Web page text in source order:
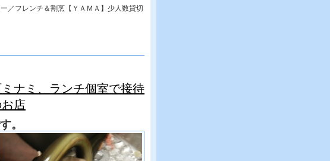
／フレンチ＆割烹【ＹＡＭＡ】少人数貸切
ナミ、ランチ個室で接待
店
。